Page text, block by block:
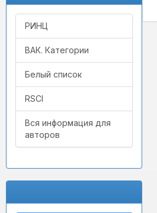
РИНЦ
ВАК. Категории
Белый список
RSCI
Вся информация для
авторов